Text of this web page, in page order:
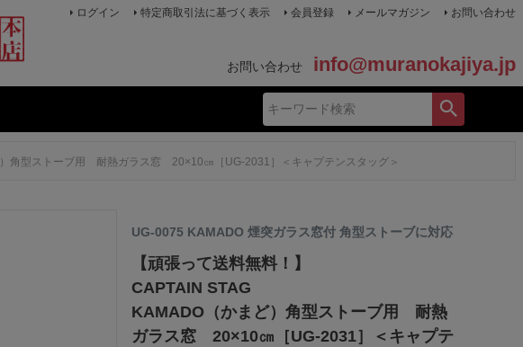
ログイン 特定商取引法に基づく表示 会員登録 メールマガジン お問い合わせ
お問い合わせ info@muranokajiya.jp
）角型ストーブ用 耐熱ガラス窓 20×10㎝［UG-2031］＜キャプテンスタッグ＞
UG-0075 KAMADO 煙突ガラス窓付 角型ストーブに対応
【頑張って送料無料！】
CAPTAIN STAG
KAMADO（かまど）角型ストーブ用 耐熱
ガラス窓 20×10㎝［UG-2031］＜キャプテ